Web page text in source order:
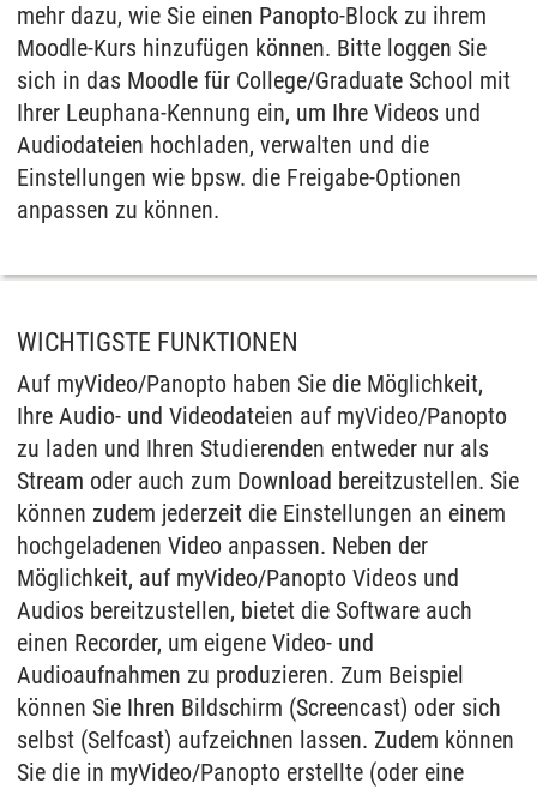
mehr dazu, wie Sie einen Panopto-Block zu ihrem
Moodle-Kurs hinzufügen können. Bitte loggen Sie
sich in das Moodle für College/Graduate School mit
Ihrer Leuphana-Kennung ein, um Ihre Videos und
Audiodateien hochladen, verwalten und die
Einstellungen wie bpsw. die Freigabe-Optionen
anpassen zu können.
WICHTIGSTE FUNKTIONEN
Auf myVideo/Panopto haben Sie die Möglichkeit,
Ihre Audio- und Videodateien auf myVideo/Panopto
zu laden und Ihren Studierenden entweder nur als
Stream oder auch zum Download bereitzustellen. Sie
können zudem jederzeit die Einstellungen an einem
hochgeladenen Video anpassen. Neben der
Möglichkeit, auf myVideo/Panopto Videos und
Audios bereitzustellen, bietet die Software auch
einen Recorder, um eigene Video- und
Audioaufnahmen zu produzieren. Zum Beispiel
können Sie Ihren Bildschirm (Screencast) oder sich
selbst (Selfcast) aufzeichnen lassen. Zudem können
Sie die in myVideo/Panopto erstellte (oder eine